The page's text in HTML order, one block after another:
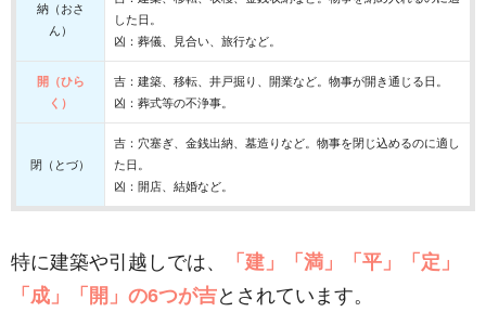
納（おさ
ん）
した日。
凶：葬儀、見合い、旅行など。
開（ひら
く）
吉：建築、移転、井戸掘り、開業など。物事が開き通じる日。
凶：葬式等の不浄事。
閉（とづ）
吉：穴塞ぎ、金銭出納、墓造りなど。物事を閉じ込めるのに適し
た日。
凶：開店、結婚など。
特に建築や引越しでは、
「建」「満」「平」「定」
「成」「開」の6つが吉とされています。